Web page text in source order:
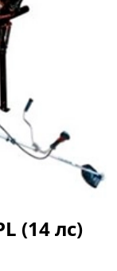
(14 лс)